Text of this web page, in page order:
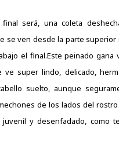
final será, una coleta
se ven desde la parte superior
el final.Este peinado gana
ve super lindo, delicado,
suelto, aunque
de los lados del
juvenil y desenfadado, como